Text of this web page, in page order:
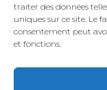
traiter des données
uniques sur ce site. Le
consentement peut
et fonctions.
Inscrivez-vous
mensuelle avec
et inspirantes